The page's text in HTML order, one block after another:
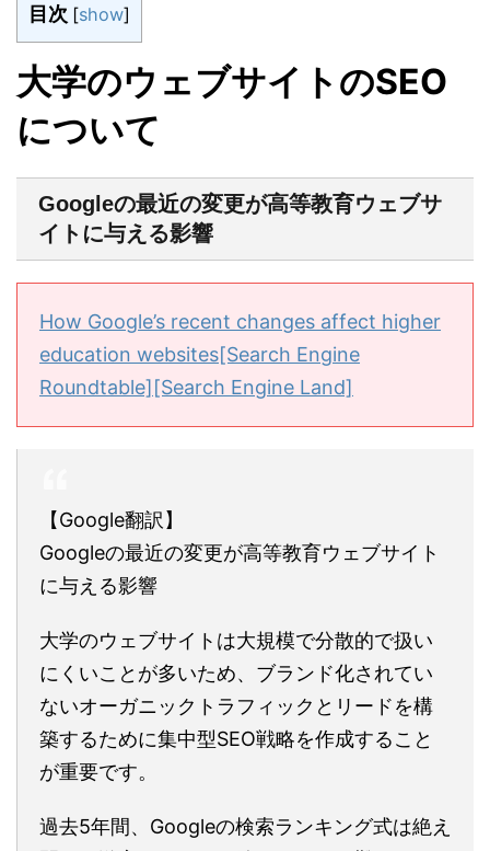
目次 [show]
大学のウェブサイトのSEO
について
Googleの最近の変更が高等教育ウェブサ
イトに与える影響
How Google’s recent changes affect higher
education websites[Search Engine
Roundtable][Search Engine Land]
【Google翻訳】
Googleの最近の変更が高等教育ウェブサイト
に与える影響
大学のウェブサイトは大規模で分散的で扱い
にくいことが多いため、ブランド化されてい
ないオーガニックトラフィックとリードを構
築するために集中型SEO戦略を作成すること
が重要です。
過去5年間、Googleの検索ランキング式は絶え